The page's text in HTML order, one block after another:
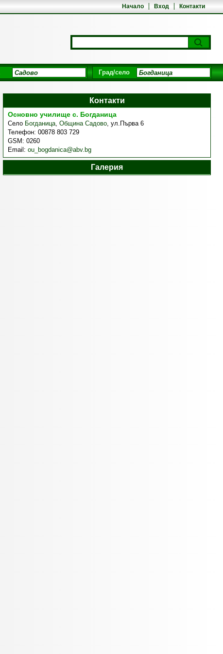
Начало Вход Контакти
Град/село
Контакти
Основно училище с. Богданица
Село Богданица, Община Садово, ул.Първа 6
Телефон: 00878 803 729
GSM: 0260
Email: ou_bogdanica@abv.bg
Галерия